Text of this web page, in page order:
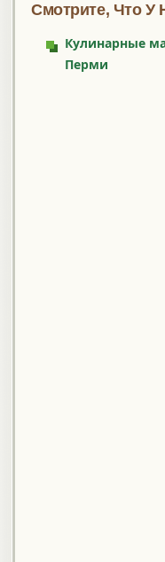
Смотрите, Что У
Кулинарные
Перми